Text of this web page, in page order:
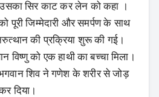
उसका सिर काट कर लेन को कहा ।
पूरी जिम्मेदारी और समर्पण के साथ
की प्रक्रिया शुरू की गई।
विष्णु को एक हाथी का बच्चा मिला।
शिव ने गणेश के शरीर से जोड़
दिया।